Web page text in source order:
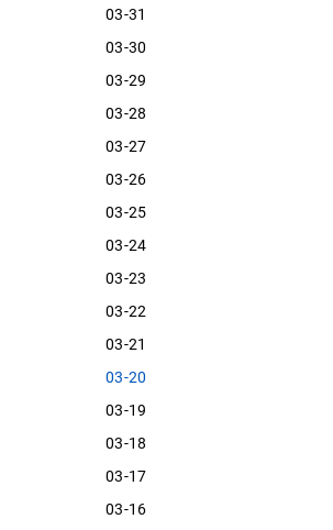
03-31
03-30
03-29
03-28
03-27
03-26
03-25
03-24
03-23
03-22
03-21
03-20
03-19
03-18
03-17
03-16